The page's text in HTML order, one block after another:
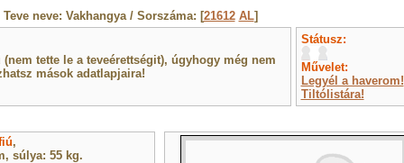
Teve neve: Vakhangya / Sorszáma: [21612 AL]
tette le a teveérettségit), úgyhogy még nem
mások adatlapjaira!
Státusz:
Művelet:
Legyél a haverom!
Tiltólistára!
,
súlya: 55 kg.